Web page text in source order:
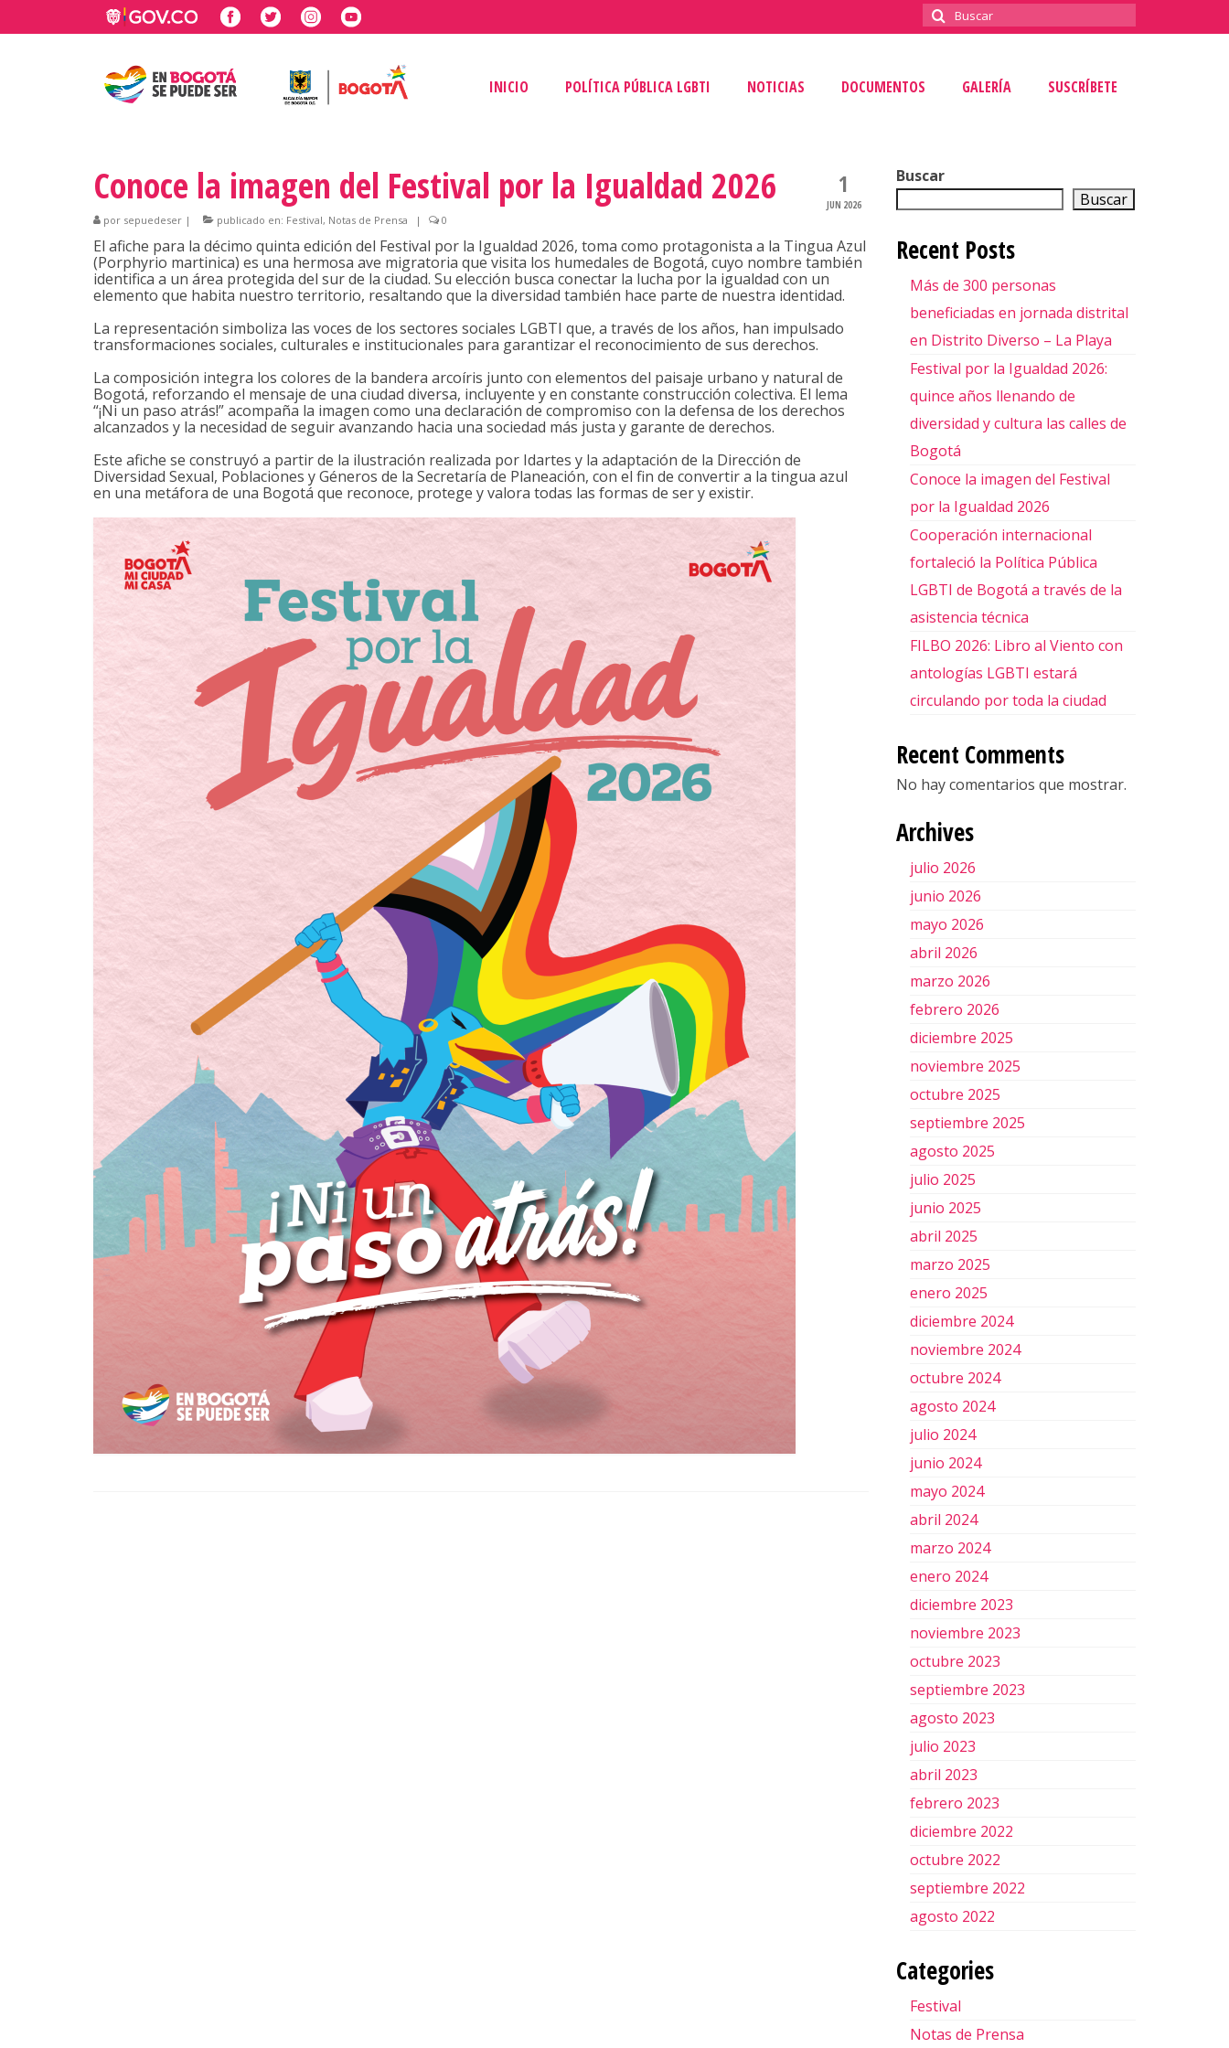
Buscar
por:
INICIO POLÍTICA PÚBLICA LGBTI NOTICIAS DOCUMENTOS GALERÍA SUSCRÍBETE
1
JUN 2026
Conoce la imagen del Festival por la Igualdad 2026
por sepuedeser | publicado en: Festival, Notas de Prensa | 0
El afiche para la décimo quinta edición del Festival por la Igualdad 2026, toma como protagonista a la Tingua Azul
(Porphyrio martinica) es una hermosa ave migratoria que visita los humedales de Bogotá, cuyo nombre también
identifica a un área protegida del sur de la ciudad. Su elección busca conectar la lucha por la igualdad con un
elemento que habita nuestro territorio, resaltando que la diversidad también hace parte de nuestra identidad.
La representación simboliza las voces de los sectores sociales LGBTI que, a través de los años, han impulsado
transformaciones sociales, culturales e institucionales para garantizar el reconocimiento de sus derechos.
La composición integra los colores de la bandera arcoíris junto con elementos del paisaje urbano y natural de
Bogotá, reforzando el mensaje de una ciudad diversa, incluyente y en constante construcción colectiva. El lema
“¡Ni un paso atrás!” acompaña la imagen como una declaración de compromiso con la defensa de los derechos
alcanzados y la necesidad de seguir avanzando hacia una sociedad más justa y garante de derechos.
Este afiche se construyó a partir de la ilustración realizada por Idartes y la adaptación de la Dirección de
Diversidad Sexual, Poblaciones y Géneros de la Secretaría de Planeación, con el fin de convertir a la tingua azul
en una metáfora de una Bogotá que reconoce, protege y valora todas las formas de ser y existir.
Buscar
Buscar
Recent Posts
Más de 300 personas
beneficiadas en jornada distrital
en Distrito Diverso – La Playa
Festival por la Igualdad 2026:
quince años llenando de
diversidad y cultura las calles de
Bogotá
Conoce la imagen del Festival
por la Igualdad 2026
Cooperación internacional
fortaleció la Política Pública
LGBTI de Bogotá a través de la
asistencia técnica
FILBO 2026: Libro al Viento con
antologías LGBTI estará
circulando por toda la ciudad
Recent Comments
No hay comentarios que mostrar.
Archives
julio 2026
junio 2026
mayo 2026
abril 2026
marzo 2026
febrero 2026
diciembre 2025
noviembre 2025
octubre 2025
septiembre 2025
agosto 2025
julio 2025
junio 2025
abril 2025
marzo 2025
enero 2025
diciembre 2024
noviembre 2024
octubre 2024
agosto 2024
julio 2024
junio 2024
mayo 2024
abril 2024
marzo 2024
enero 2024
diciembre 2023
noviembre 2023
octubre 2023
septiembre 2023
agosto 2023
julio 2023
abril 2023
febrero 2023
diciembre 2022
octubre 2022
septiembre 2022
agosto 2022
Categories
Festival
Notas de Prensa